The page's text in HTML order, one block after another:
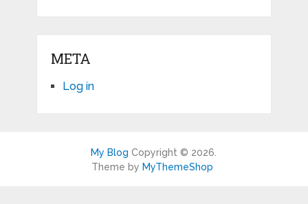
META
Log in
My Blog Copyright © 2026.
Theme by MyThemeShop